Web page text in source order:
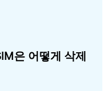
은 어떻게 삭제